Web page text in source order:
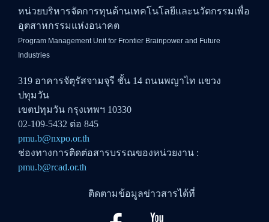
หน่วยบริหารจัดการทุนด้านเทคโนโลยีและนวัตกรรมเพื่อ
อุตสาหกรรมแห่งอนาคต
Program Management Unit for Frontier Brainpower and Future
Industries
319 อาคารจัตุรัสจามจุรี ชั้น 14 ถนนพญาไท แขวง
ปทุมวัน
เขตปทุมวัน กรุงเทพฯ 10330
02-109-5432 ต่อ 845
pmu.b@nxpo.or.th
ช่องทางการติดต่อสารบรรณของหน่วยงาน :
pmu.b@rcad.or.th
ติดตามข้อมูลข่าวสารได้ที่